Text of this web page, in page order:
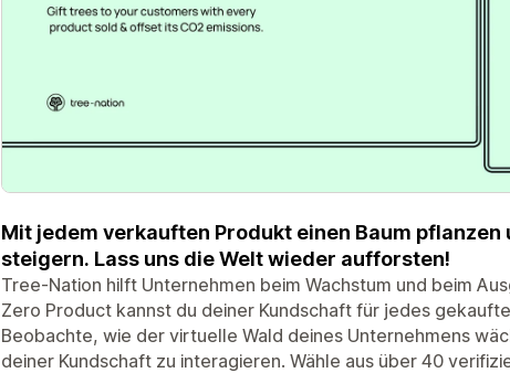
Mit jedem verkauften Produkt einen Baum
steigern. Lass uns die Welt wieder aufforsten!
Tree-Nation hilft Unternehmen beim Wachstum und beim
Zero Product kannst du deiner Kundschaft für jedes
Beobachte, wie der virtuelle Wald deines Unternehmens
deiner Kundschaft zu interagieren. Wähle aus über 40